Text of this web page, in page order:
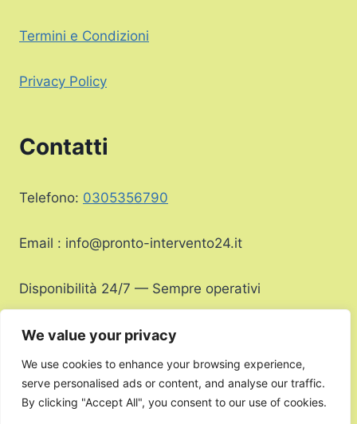
We value your privacy
We use cookies to enhance your browsing experience,
serve personalised ads or content, and analyse our traffic.
By clicking "Accept All", you consent to our use of cookies.
Termini e Condizioni
Privacy Policy
Contatti
Telefono: 0305356790
Email : info@pronto-intervento24.it
Disponibilità 24/7 — Sempre operativi
Copyright Infissi di Porosnicu Laurentiu © 2026 |
All Rights Reserved | P.IVA16638661005| E-